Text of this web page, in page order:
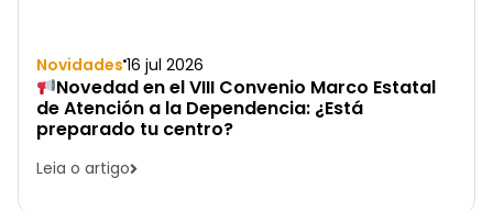
Novidades 16 jul 2026
Novedad en el VIII Convenio Marco Estatal
de Atención a la Dependencia: ¿Está
preparado tu centro?
Leia o artigo